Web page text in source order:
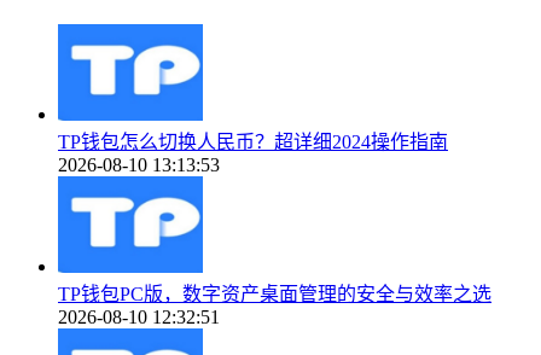
TP钱包怎么切换人民币？超详细2024操作指南
2026-08-10 13:13:53
TP钱包PC版，数字资产桌面管理的安全与效率之选
2026-08-10 12:32:51